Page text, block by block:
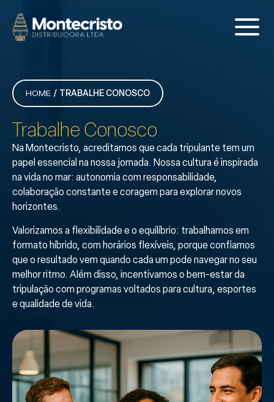
HOME TRABALHE CONOSCO
Trabalhe Conosco
Na Montecristo, acreditamos que cada tripulante tem um
papel essencial na nossa jornada. Nossa cultura é inspirada
na vida no mar: autonomia com responsabilidade,
colaboração constante e coragem para explorar novos
horizontes.
Valorizamos a flexibilidade e o equilíbrio: trabalhamos em
formato híbrido, com horários flexíveis, porque confiamos
que o resultado vem quando cada um pode navegar no seu
melhor ritmo. Além disso, incentivamos o bem-estar da
tripulação com programas voltados para cultura, esportes
e qualidade de vida.